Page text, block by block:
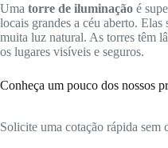
Uma torre de iluminação é
locais grandes a céu aberto. Elas
muita luz natural. As torres têm
os lugares visíveis e seguros.
Conheça um pouco dos nossos
Solicite uma cotação rápida sem